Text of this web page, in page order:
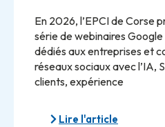
En 2026, l’EPCI de Corse
série de webinaires
dédiés aux entreprises et
réseaux sociaux avec l’IA,
clients, expérience
Lire l'article